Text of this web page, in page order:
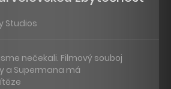
Studios
nečekali. Filmový souboj
a Supermana má